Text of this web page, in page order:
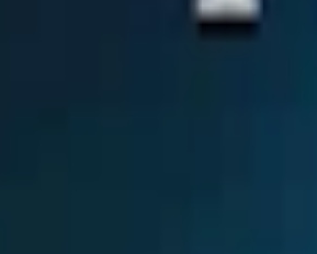
(e460), vatten, sötningsmedel (e967),
surhetsreglerande medel (e501),